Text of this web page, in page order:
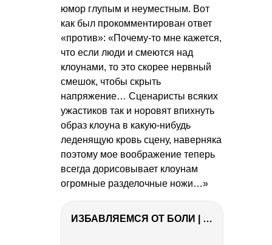
юмор глупым и неуместным. Вот
как был прокомментирован ответ
«против»: «Почему-то мне кажется,
что если люди и смеются над
клоунами, то это скорее нервный
смешок, чтобы скрыть
напряжение… Сценаристы всяких
ужастиков так и норовят впихнуть
образ клоуна в какую-нибудь
леденящую кровь сцену, наверняка
поэтому мое воображение теперь
всегда дорисовывает клоунам
огромные разделочные ножи…»
ИЗБАВЛЯЕМСЯ ОТ БОЛИ | Важность режима и питания